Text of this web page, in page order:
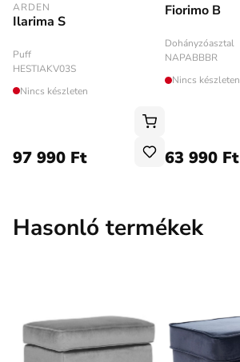
ARDEN
Ilarima S
Puff
HESTIAKV03S
Nincs készleten
97 990 Ft
Fiorimo B
Dohányzóasztal
NAPABBBR
Nincs készleten
63 990 Ft
Hasonló termékek